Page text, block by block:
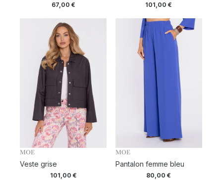
67,00 € 101,00€
MOE
Veste grise
101,00 €
MOE
Pantalon femme bleu
80,00€